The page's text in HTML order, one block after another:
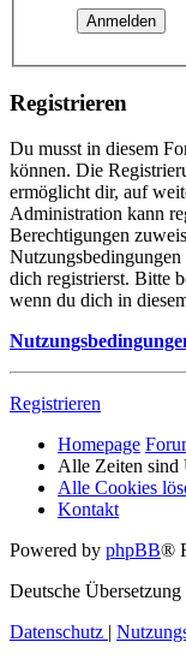
Registrieren
Du musst in diesem
können. Die
ermöglicht dir, auf
Administration kann
Berechtigungen
dich registrierst. Bitte
wenn du dich in
Registrieren
Homepage
Alle Zeiten sind
Alle Cookies
Kontakt
Powered by phpBB®
Deutsche Übersetzung
Datenschutz |